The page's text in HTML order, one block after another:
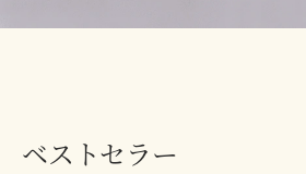
ベストセラー